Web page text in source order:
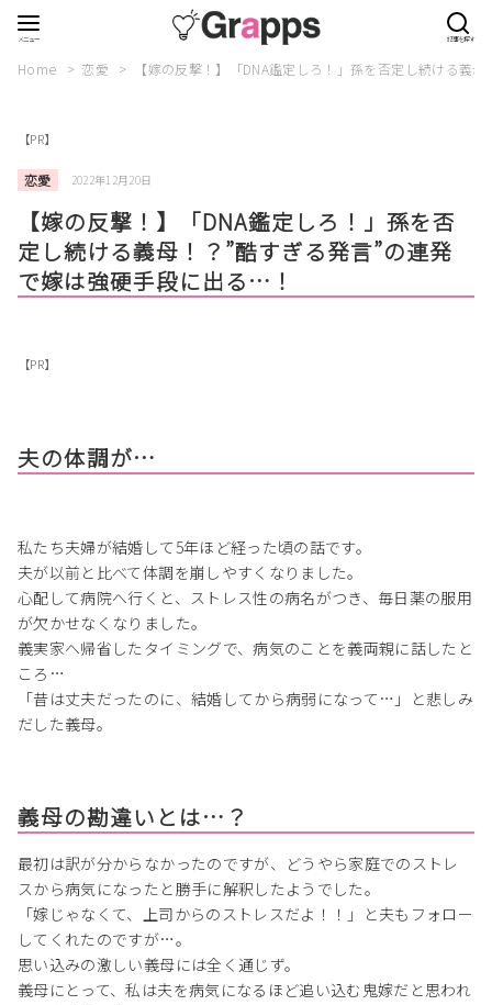
Home 恋愛 【嫁の反撃！】「DNA鑑定しろ！」孫を否定し続ける義
【PR】
恋愛 2022年12月20日
【嫁の反撃！】「DNA鑑定しろ！」孫を否
定し続ける義母！？”酷すぎる発言”の連発
で嫁は強硬手段に出る…！
【PR】
夫の体調が…
私たち夫婦が結婚して5年ほど経った頃の話です。
夫が以前と比べて体調を崩しやすくなりました。
心配して病院へ行くと、ストレス性の病名がつき、毎日薬の服用
が欠かせなくなりました。
義実家へ帰省したタイミングで、病気のことを義両親に話したと
ころ…
「昔は丈夫だったのに、結婚してから病弱になって…」と悲しみ
だした義母。
義母の勘違いとは…？
最初は訳が分からなかったのですが、どうやら家庭でのストレ
スから病気になったと勝手に解釈したようでした。
「嫁じゃなくて、上司からのストレスだよ！！」と夫もフォロー
してくれたのですが…。
思い込みの激しい義母には全く通じず。
義母にとって、私は夫を病気になるほど追い込む鬼嫁だと思われ